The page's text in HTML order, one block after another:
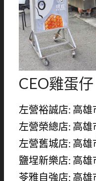
CEO雞蛋仔
左營裕誠店: 高
左營榮總店: 高
左營舊城店: 高
鹽埕新樂店: 高
苓雅自強店: 高